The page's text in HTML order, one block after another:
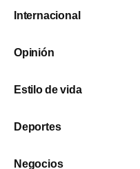
Internacional
Opinión
Estilo de vida
Deportes
Negocios